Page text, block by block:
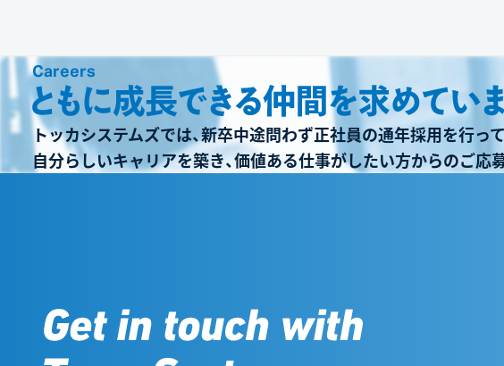
Careers
トッカシステムズでは、新卒中途問わず正社員の通年採用を行って
自分らしいキャリアを築き、価値ある仕事がしたい方からのご応